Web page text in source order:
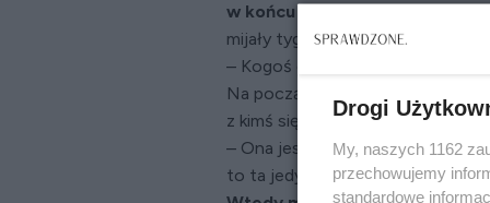
w końcu sam opowie o kolejnej
mijały tygodnie, a on milczał jak
– Kogoś chyba trafiła strzała
Na początku udawał, że nie wie,
z kimś się spotyka.
– Ona jest niesamowita –
to ta jedyna na całe życie! –
Drogi
My, naszych 1162
przechowujemy
standardowe